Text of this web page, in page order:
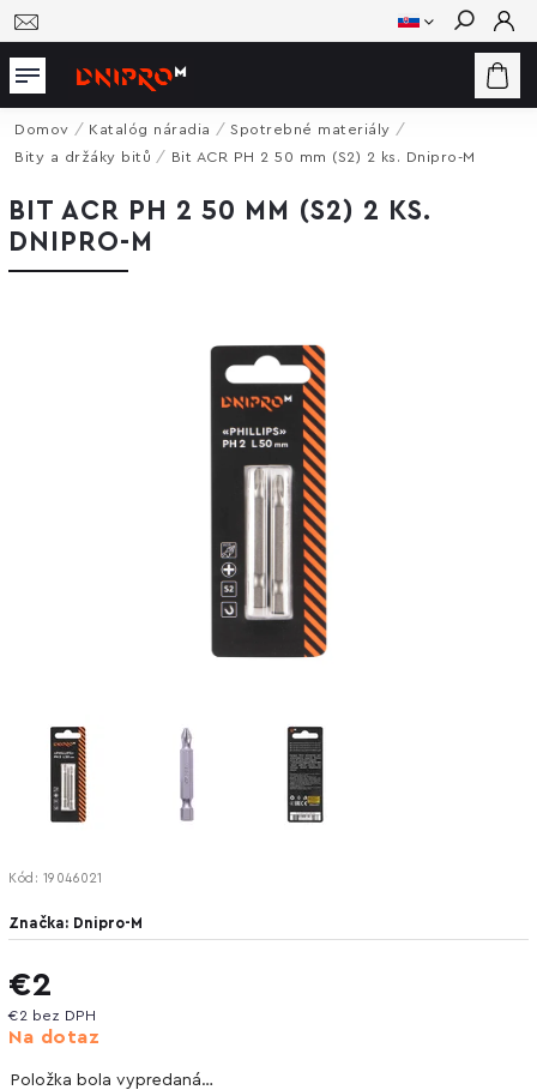
Hľadať
Domov / Katalóg náradia / Spotrebné materiály /
Bity a držáky bitů / Bit ACR PH 2 50 mm (S2) 2 ks. Dnipro-M
BIT ACR PH 2 50 MM (S2) 2 KS.
DNIPRO-M
Kód: 19046021
Značka: Dnipro-M
€2
€2 bez DPH
Na dotaz
Položka bola vypredaná…